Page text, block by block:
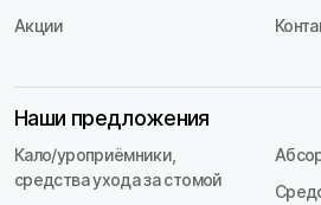
Акции
Наши предложения
Кало/уроприёмники,
средства ухода за стомой